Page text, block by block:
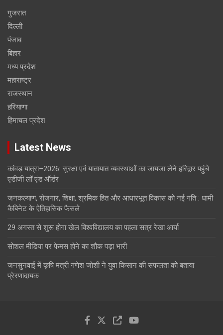
गुजरात
दिल्ली
पंजाब
बिहार
मध्य प्रदेश
महाराष्ट्र
राजस्थान
हरियाणा
हिमाचल प्रदेश
Latest News
कांवड़ यात्रा–2026: सुरक्षा एवं यातायात व्यवस्थाओं का जायजा लेने हरिद्वार पहुंचे
एडीजी लॉ एंड ऑर्डर
जनकल्याण, रोजगार, शिक्षा, श्रमिक हित और आधारभूत विकास को नई गति : धामी
कैबिनेट के ऐतिहासिक फैसले
29 अगस्त से शुरू होगा खेल विश्वविद्यालय का पहला सत्र रेखा आर्या
सोशल मीडिया पर फेमस होने का शौक पड़ा भारी
जनसुनवाई में कृषि मंत्री गणेश जोशी ने युवा किसान की सफलता को बताया
प्रेरणादायक